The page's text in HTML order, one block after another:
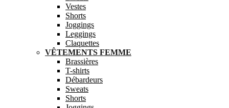
Vestes
Shorts
Joggings
Leggings
Claquettes
VÊTEMENTS FEMME
Brassières
T-shirts
Débardeurs
Sweats
Shorts